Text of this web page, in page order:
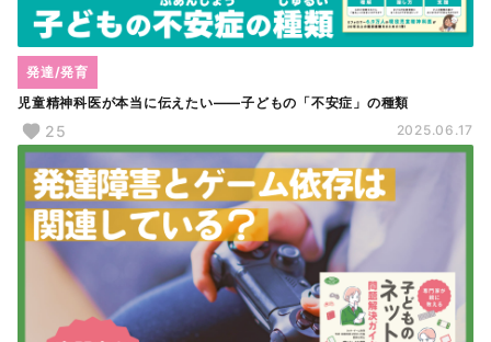
児童精神科医が本当に伝えたい――子どもの「不安症」の種類
発達/発育
25 2025.06.17